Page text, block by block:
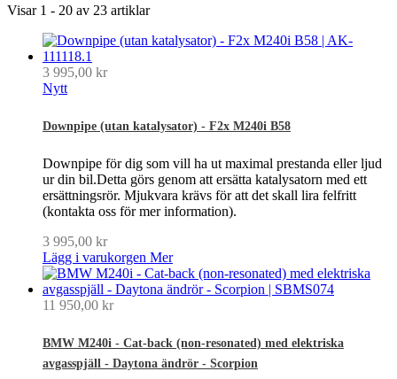
Visar 1 - 20 av 23 artiklar
3 995,00 kr
Nytt
Downpipe (utan katalysator) - F2x M240i B58
Downpipe för dig som vill ha ut maximal prestanda eller ljud
ur din bil.Detta görs genom att ersätta katalysatorn med ett
ersättningsrör. Mjukvara krävs för att det skall lira felfritt
(kontakta oss för mer information).
3 995,00 kr
Lägg i varukorgen Mer
11 950,00 kr
BMW M240i - Cat-back (non-resonated) med elektriska
avgasspjäll - Daytona ändrör - Scorpion